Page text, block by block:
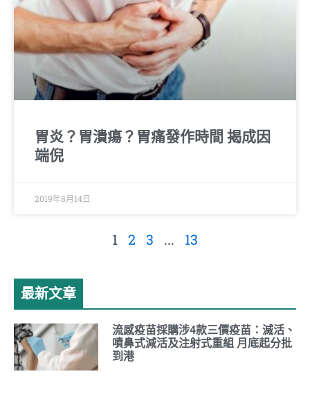
胃炎？胃潰瘍？胃痛發作時間 揭成因
端倪
2019年8月14日
1 2 3 ... 13
最新文章
流感疫苗採購涉4款三價疫苗：滅活、
噴鼻式減活及注射式重組 月底起分批
到港